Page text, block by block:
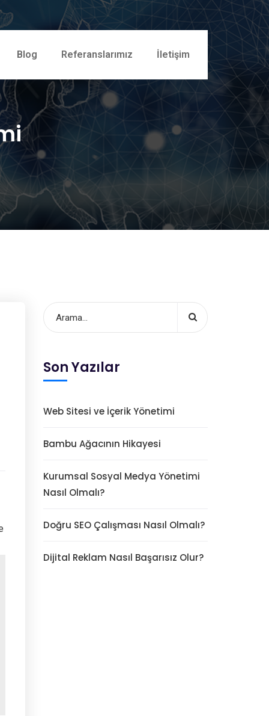
Blog Referanslarımız İletişim
Son Yazılar
Web Sitesi ve İçerik Yönetimi
Bambu Ağacının Hikayesi
Kurumsal Sosyal Medya Yönetimi
Nasıl Olmalı?
Doğru SEO Çalışması Nasıl Olmalı?
Dijital Reklam Nasıl Başarısız Olur?